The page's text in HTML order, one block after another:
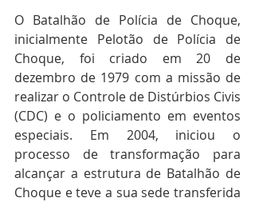
O Batalhão de Polícia de Choque,
inicialmente Pelotão de Polícia de
Choque, foi criado em 20 de
dezembro de 1979 com a missão de
realizar o Controle de Distúrbios Civis
(CDC) e o policiamento em eventos
especiais. Em 2004, iniciou o
processo de transformação para
alcançar a estrutura de Batalhão de
Choque e teve a sua sede transferida